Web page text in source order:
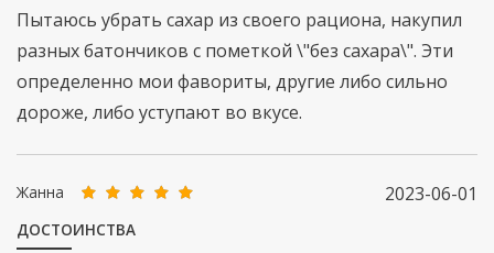
Пытаюсь убрать сахар из своего рациона, накупил
разных батончиков с пометкой \"без сахара\". Эти
определенно мои фавориты, другие либо сильно
дороже, либо уступают во вкусе.
2023-06-01
Жанна
ДОСТОИНСТВА